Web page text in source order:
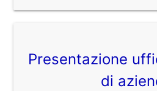
Presentazione
di